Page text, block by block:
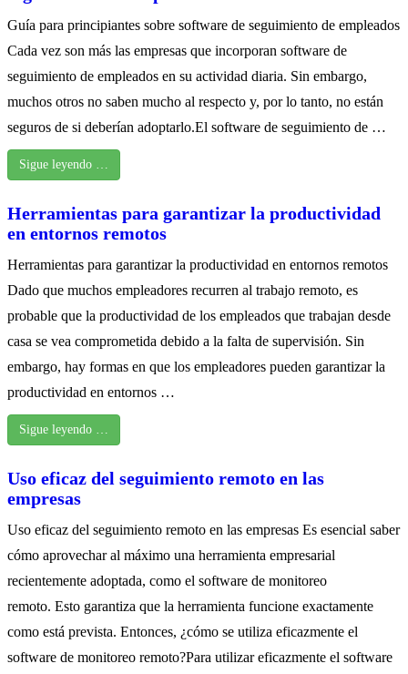
Guía para principiantes sobre software de seguimiento de empleados
Cada vez son más las empresas que incorporan software de
seguimiento de empleados en su actividad diaria. Sin embargo,
muchos otros no saben mucho al respecto y, por lo tanto, no están
seguros de si deberían adoptarlo.El software de seguimiento de …
Sigue leyendo …
Herramientas para garantizar la productividad
en entornos remotos
Herramientas para garantizar la productividad en entornos remotos
Dado que muchos empleadores recurren al trabajo remoto, es
probable que la productividad de los empleados que trabajan desde
casa se vea comprometida debido a la falta de supervisión. Sin
embargo, hay formas en que los empleadores pueden garantizar la
productividad en entornos …
Sigue leyendo …
Uso eficaz del seguimiento remoto en las
empresas
Uso eficaz del seguimiento remoto en las empresas Es esencial saber
cómo aprovechar al máximo una herramienta empresarial
recientemente adoptada, como el software de monitoreo
remoto. Esto garantiza que la herramienta funcione exactamente
como está prevista. Entonces, ¿cómo se utiliza eficazmente el
software de monitoreo remoto?Para utilizar eficazmente el software